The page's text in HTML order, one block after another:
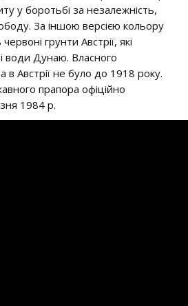
у боротьбі за незалежність,
За іншою версією кольору
грунти Австрії, які
води Дунаю. Власного
в Австрії не було до 1918 року.
прапора офіційно
1984 р.